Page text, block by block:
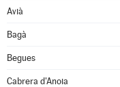
Avià
Bagà
Begues
Cabrera d'Anoia